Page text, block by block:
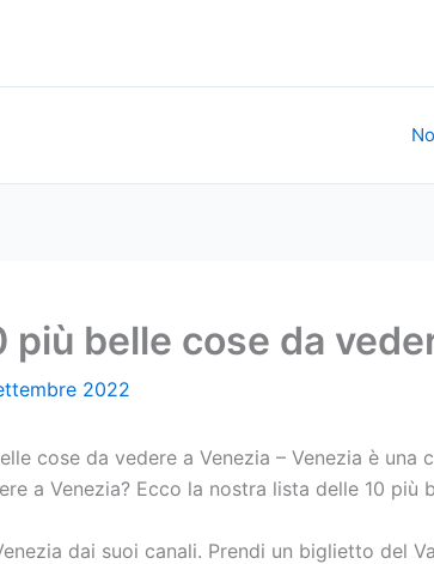
più belle cose da
2022
cose da vedere a Venezia – Venezia è
a Venezia? Ecco la nostra lista delle 10 più
dai suoi canali. Prendi un biglietto del